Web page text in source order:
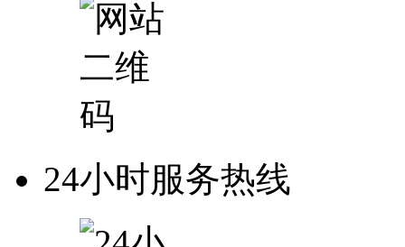
24小时服务热线